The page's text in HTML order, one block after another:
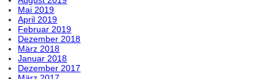
Mai 2019
April 2019
Februar 2019
Dezember 2018
März 2018
Januar 2018
Dezember 2017